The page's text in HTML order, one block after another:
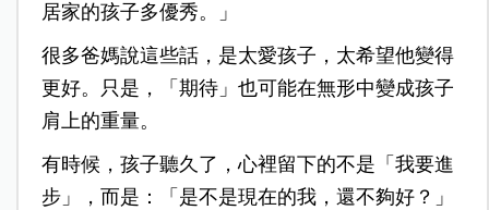
居家的孩子多優秀。」
很多爸媽說這些話，是太愛孩子，太希望他變得
更好。只是，「期待」也可能在無形中變成孩子
肩上的重量。
有時候，孩子聽久了，心裡留下的不是「我要進
步」，而是：「是不是現在的我，還不夠好？」